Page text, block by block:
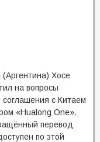
Хосе
на вопросы
с Китаем
«Hualong One».
перевод
по этой